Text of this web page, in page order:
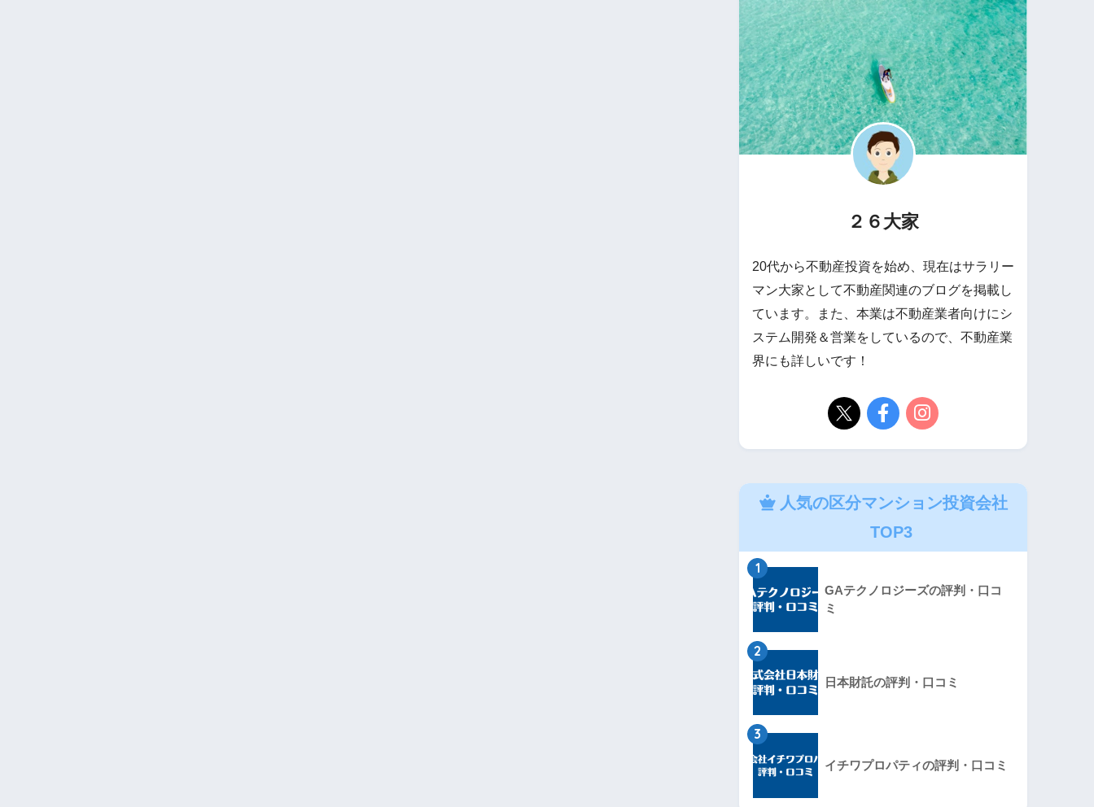
２６大家
20代から不動産投資を始め、現在はサラリー
マン大家として不動産関連のブログを掲載し
ています。また、本業は不動産業者向けにシ
ステム開発＆営業をしているので、不動産業
界にも詳しいです！
人気の区分マンション投資会社
TOP3
1
GAテクノロジーズの評判・口コ
ミ
2
日本財託の評判・口コミ
3
イチワプロパティの評判・口コミ